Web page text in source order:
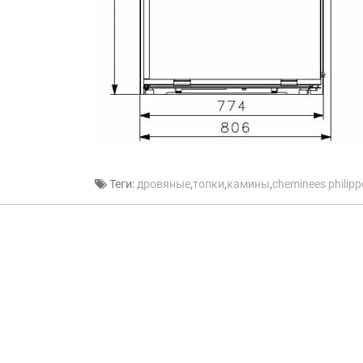
Теги: дровяные,топки,камины,cheminees